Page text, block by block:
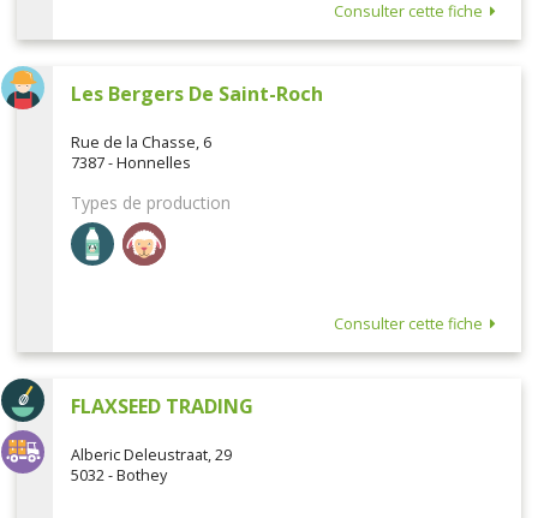
Consulter cette fiche
Les Bergers De Saint-Roch
Rue de la Chasse, 6
7387 - Honnelles
Types de production
Consulter cette fiche
FLAXSEED TRADING
Alberic Deleustraat, 29
5032 - Bothey